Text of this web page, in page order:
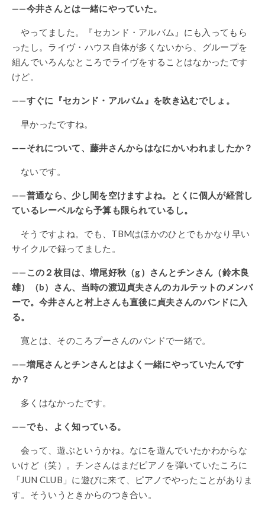
——今井さんとは一緒にやっていた。
やってました。『セカンド・アルバム』にも入ってもら
ったし。ライヴ・ハウス自体が多くないから、グループを
組んでいろんなところでライヴをすることはなかったです
けど。
——すぐに『セカンド・アルバム』を吹き込むでしょ。
早かったですね。
——それについて、藤井さんからはなにかいわれましたか？
ないです。
——普通なら、少し間を空けますよね。とくに個人が経営し
ているレーベルなら予算も限られているし。
そうですよね。でも、TBMはほかのひとでもかなり早い
サイクルで録ってました。
——この２枚目は、増尾好秋（g）さんとチンさん（鈴木良
雄）（b）さん、当時の渡辺貞夫さんのカルテットのメンバ
ーで。今井さんと村上さんも直後に貞夫さんのバンドに入
る。
寛とは、そのころプーさんのバンドで一緒で。
——増尾さんとチンさんとはよく一緒にやっていたんです
か？
多くはなかったです。
——でも、よく知っている。
会って、遊ぶというかね。なにを遊んでいたかわからな
いけど（笑）。チンさんはまだピアノを弾いていたころに
「JUN CLUB」に遊びに来て、ピアノでやったことがありま
す。そういうときからのつき合い。